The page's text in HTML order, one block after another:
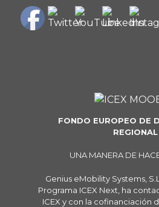
FONDO EUROPEO DE
REGIONAL
UNA MANERA DE
Genius eMobility Systems,
Programa ICEX Next, ha
ICEX y con la cofinanciación